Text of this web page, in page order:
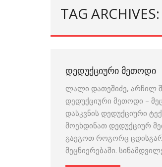
TAG
ᲓᲔᲓᲣᲥᲪᲘᲣᲠᲘ ᲛᲔᲗᲝᲓᲘ
ლალი დათეშიძე, არჩილ
დედუქციური მეთოდი –
დასკვნის დედუქციური
მოეხდინათ დედუქციურ
გაეგოთ როგორც
მეცნიერებაში.